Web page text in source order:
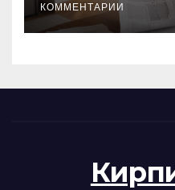
КОММЕНТАРИИ